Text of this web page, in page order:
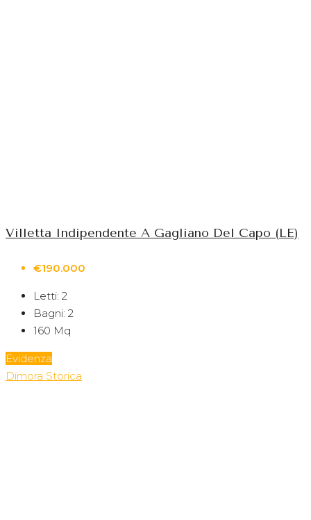
Villetta Indipendente A Gagliano Del Capo (LE)
€190.000
Letti: 2
Bagni: 2
160 Mq
Evidenza
Dimora Storica